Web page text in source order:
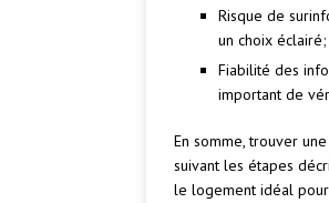
Risque de
un choix éclairé;
Fiabilité des
important de
En somme, trouver
suivant les étapes
le logement idéal